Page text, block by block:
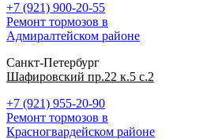
+7 (921) 900-20-55
Ремонт тормозов в
Адмиралтейском районе
Санкт-Петербург
Шафировский пр.22 к.5 с.2
+7 (921) 955-20-90
Ремонт тормозов в
Красногвардейском районе